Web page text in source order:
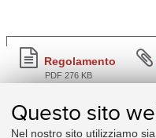
Questo sito
Nel nostro sito utilizziamo
Regolamento
PDF 276 KB
In vigore dal: 27/12/2024
Testo aggiornato al:27/12/2024